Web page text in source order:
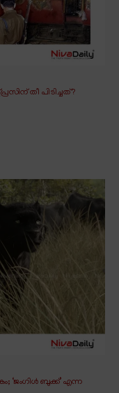
തീ പിടിച്ചത്?
‘ജംഗിൾ ബുക്ക്’ എന്ന